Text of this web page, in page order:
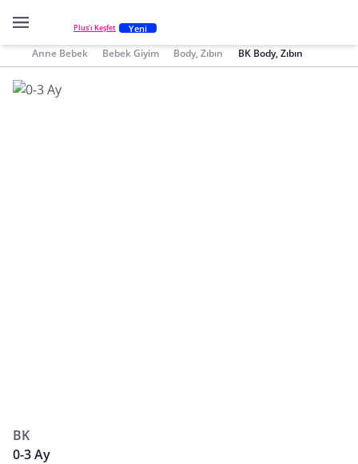
Plus'ı Keşfet Yeni
Anne Bebek Bebek Giyim Body, Zıbın BK Body, Zıbın
BK
0-3 Ay